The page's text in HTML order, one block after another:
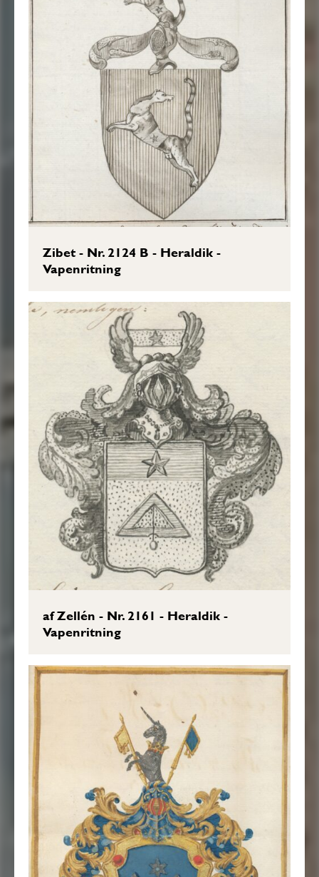
Zibet - Nr. 2124 B - Heraldik -
Vapenritning
af Zellén - Nr. 2161 - Heraldik -
Vapenritning